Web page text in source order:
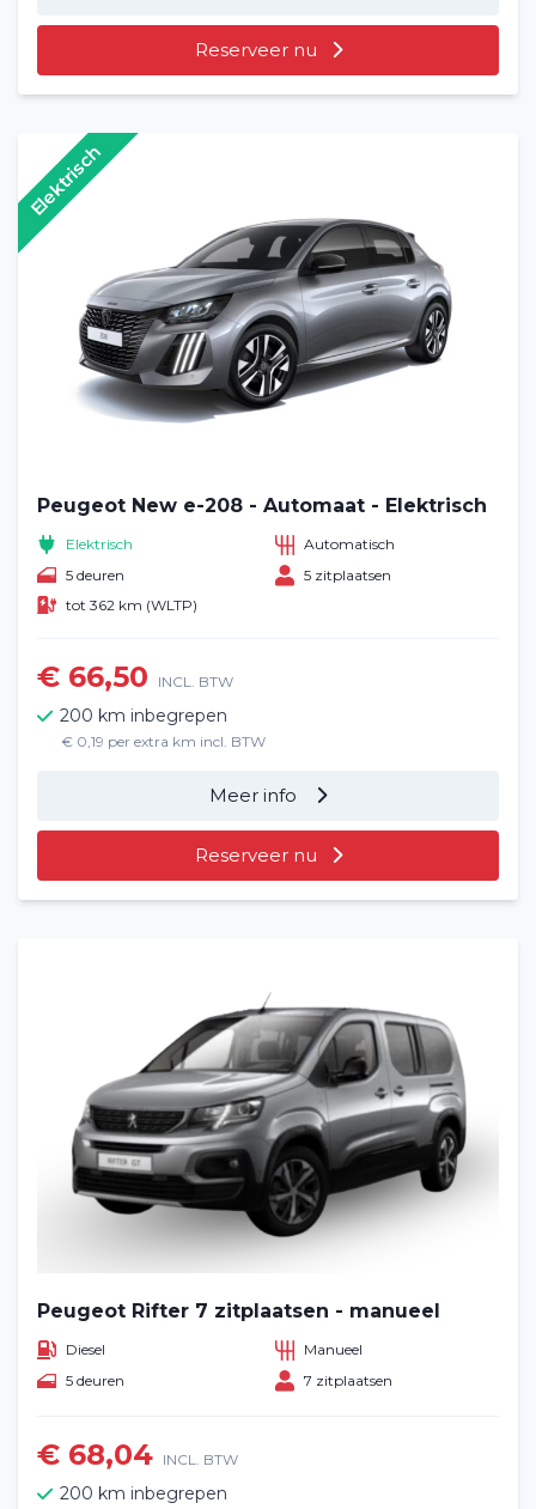
Veelgestelde vragen (FAQ)
Contact
Reserveer nu
Peugeot New e-208 - Automaat - Elektrisch
Elektrisch
Automatisch
5 deuren
5 zitplaatsen
tot 362 km (WLTP)
€ 66,50 INCL. BTW
200 km inbegrepen
€ 0,19 per extra km incl. BTW
Meer info
Reserveer nu
Elektrisch
Peugeot Rifter 7 zitplaatsen - manueel
Diesel
Manueel
5 deuren
7 zitplaatsen
€ 68,04 INCL. BTW
200 km inbegrepen